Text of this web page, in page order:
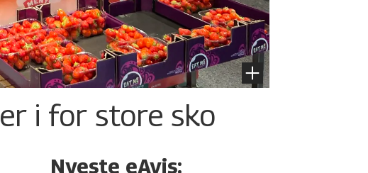
i for store sko
Nyeste eAvis: